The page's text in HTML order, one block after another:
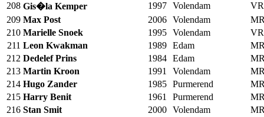
208 Gis�la Kemper 1997 Volendam
209 Max Post 2006 Volendam
210 Marielle Snoek 1995 Volendam
211 Leon Kwakman 1989 Edam
212 Dedelef Prins 1984 Edam
213 Martin Kroon 1991 Volendam
214 Hugo Zander 1985 Purmerend
215 Harry Benit 1961 Purmerend
216 Stan Smit 2000 Volendam